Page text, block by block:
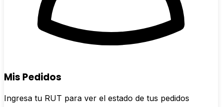
Mis Pedidos
Ingresa tu RUT para ver el estado de tus pedidos